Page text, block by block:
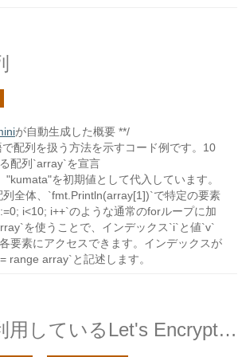
が自動生成した概要 **/
配列を扱う方法を示すコード例です。10
配列`array`を宣言
"kumata"を初期値として代入しています。
全体、`fmt.Println(array[1])`で特定の要素
i<10; i++`のような通常のforループに加
を使うことで、インデックス`i`と値`v`
要素にアクセスできます。インデックスが
range array`と記述します。
Apache上で利用しているLet's Encryptの失効